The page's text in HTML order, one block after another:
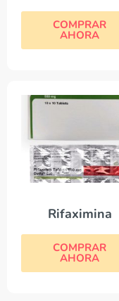
COMPRAR
AHORA
Rifaximina
COMPRAR
AHORA